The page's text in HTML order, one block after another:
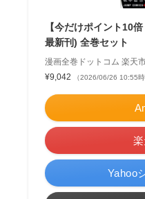
【今だけポイント10
最新刊) 全巻セット
漫画全巻ドットコム 楽天
¥9,042
（2026/06/26 10:55
Yahoo